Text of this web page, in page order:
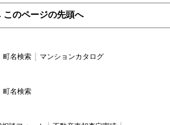
このページの先頭へ
町名検索 マンションカタログ
町名検索